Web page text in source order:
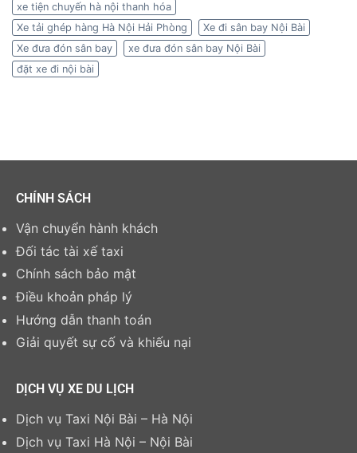
xe tiện chuyến hà nội thanh hóa
Xe tải ghép hàng Hà Nội Hải Phòng
Xe đi sân bay Nội Bài
Xe đưa đón sân bay
xe đưa đón sân bay Nội Bài
đặt xe đi nội bài
CHÍNH SÁCH
Vận chuyển hành khách
Đối tác tài xế taxi
Chính sách bảo mật
Điều khoản pháp lý
Hướng dẫn thanh toán
Giải quyết sự cố và khiếu nại
DỊCH VỤ XE DU LỊCH
Dịch vụ Taxi Nội Bài – Hà Nội
Dịch vụ Taxi Hà Nội – Nội Bài